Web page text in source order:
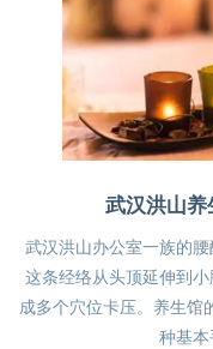
武汉洪山养
武汉洪山办公室一族的腰
这条经络从头顶延伸到
成多个穴位卡压。养生馆
种基本